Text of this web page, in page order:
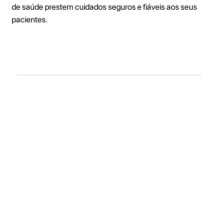
de saúde prestem cuidados seguros e fiáveis aos seus
pacientes.